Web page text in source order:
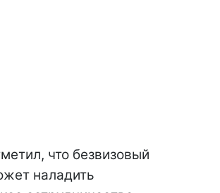
что безвизовый
наладить